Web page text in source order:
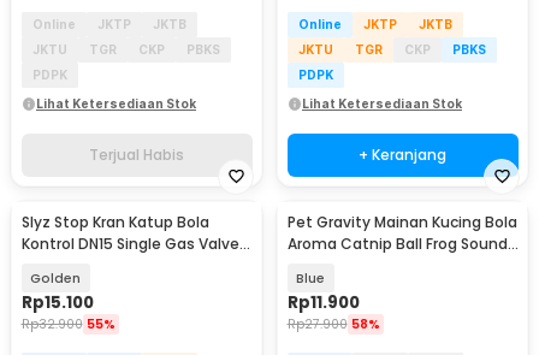
Online JKTP
JKTB
JKTU
TGR CKP
PBKS
PDPK
Lihat Ketersediaan Stok
Terjual Habis
Online JKTP
JKTB
JKTU
TGR CKP
PBKS
PDPK
Lihat Ketersediaan Stok
+ Keranjang
Slyz Stop Kran Katup Bola
Kontrol DN15 Single Gas Valve
Golden
Rp15.100
Rp32.900 55%
Pet Gravity Mainan Kucing Bola
Aroma Catnip Ball Frog Sound
Blue
Rp11.900
Rp27.900 58%